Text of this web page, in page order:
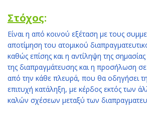
Στόχος:
Είναι η από κοινού εξέταση με τους
αποτίμηση του ατομικού
καθώς επίσης και η αντίληψη της
της διαπραγμάτευσης και η προσήλωση
από την κάθε πλευρά, που θα οδηγήσει
επιτυχή κατάληξη, με κέρδος εκτός των
καλών σχέσεων μεταξύ των